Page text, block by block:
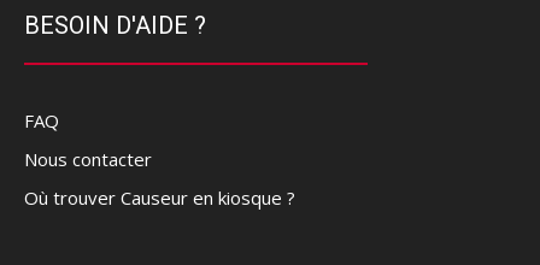
BESOIN D'AIDE ?
FAQ
Nous contacter
Où trouver Causeur en kiosque ?